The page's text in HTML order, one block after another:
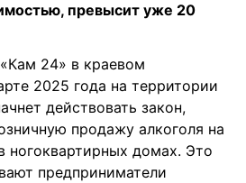
превысит уже 20
24» в краевом
2025 года на территории
действовать закон,
продажу алкоголя на
ногоквартирных домах. Это
предприниматели